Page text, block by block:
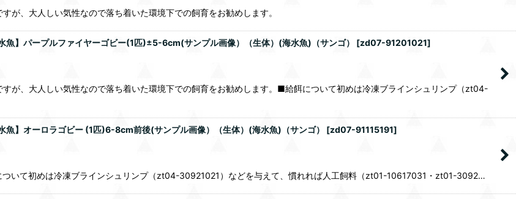
が、大人しい気性なので落ち着いた環境下での飼育をお勧めします。
魚】パープルファイヤーゴビー(1匹)±5-6cm(サンプル画像）（生体）(海水魚)（サンゴ） [zd07-91201021]
が、大人しい気性なので落ち着いた環境下での飼育をお勧めします。■給餌について初めは冷凍ブラインシュリンプ（zt04-
魚】オーロラゴビー (1匹)6-8cm前後(サンプル画像）（生体）(海水魚)（サンゴ） [zd07-91115191]
いて初めは冷凍ブラインシュリンプ（zt04-30921021）などを与えて、慣れれば人工飼料（zt01-10617031・zt01-3092…